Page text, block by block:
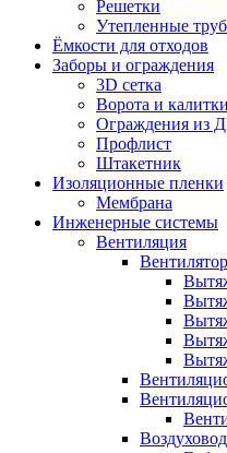
Решетки
Утепленные
Ёмкости для отходов
Заборы и ограждения
3D сетка
Ворота и калитки
Ограждения из
Профлист
Штакетник
Изоляционные пленки
Мембрана
Инженерные системы
Вентиляция